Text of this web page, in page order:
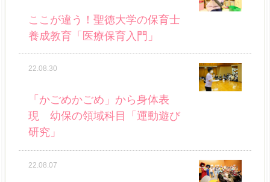
ここが違う！聖徳大学の保育士
養成教育「医療保育入門」
22.08.30
「かごめかごめ」から身体表
現 幼保の領域科目「運動遊び
研究」
22.08.07